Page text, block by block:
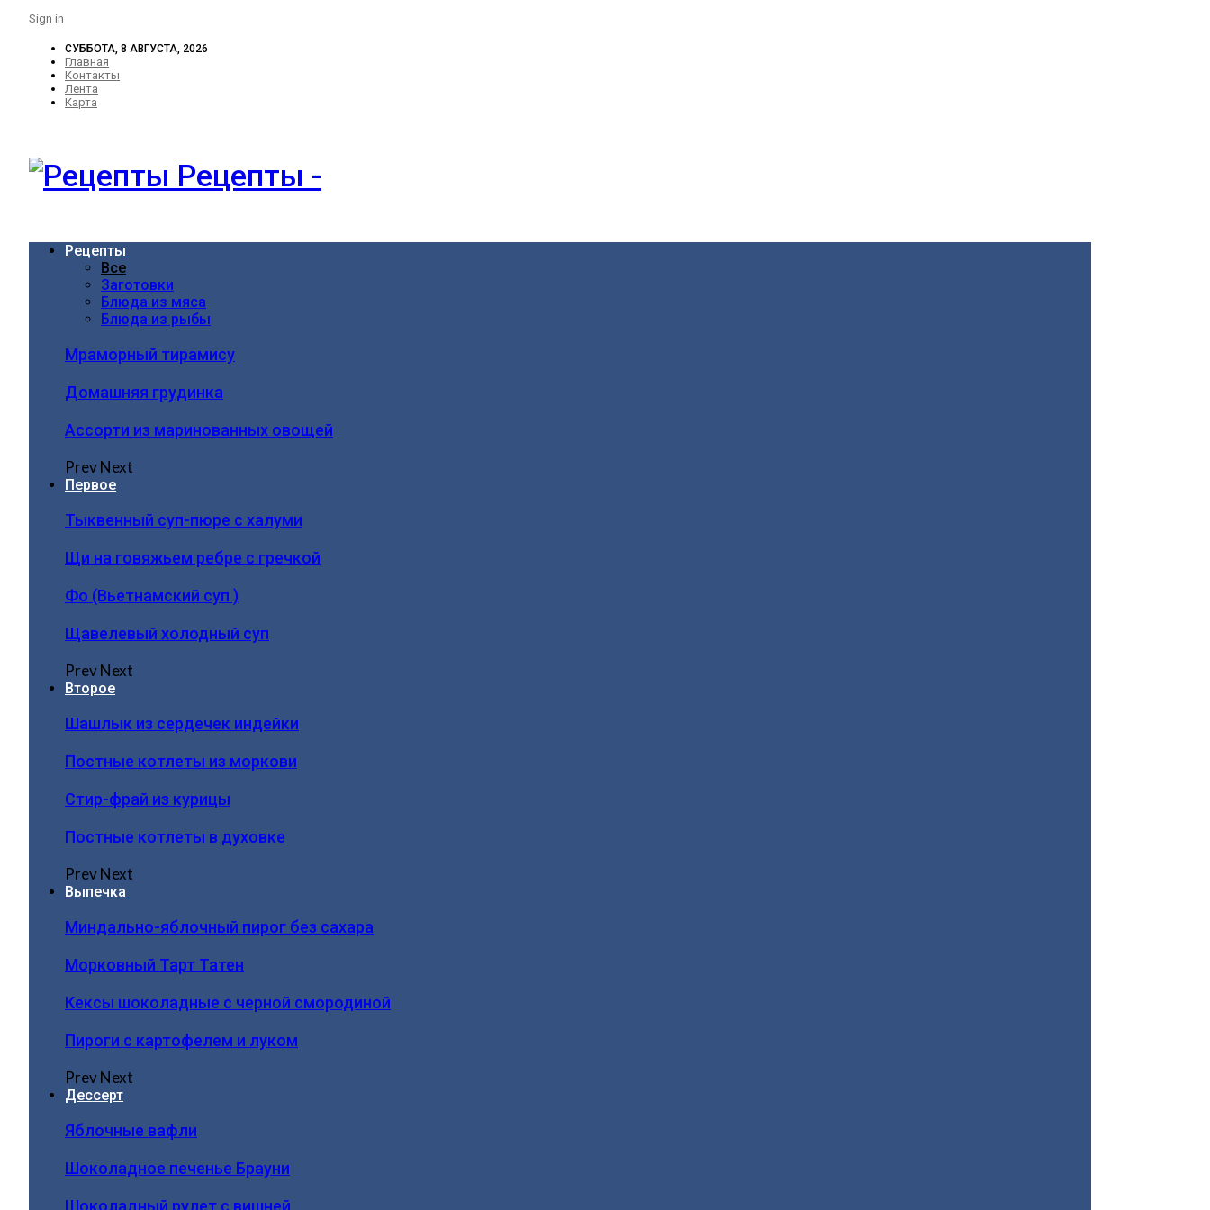
Sign in
СУББОТА, 8 АВГУСТА, 2026
Главная
Контакты
Лента
Карта
Рецепты -
Рецепты
Все
Заготовки
Блюда из мяса
Блюда из рыбы
Мраморный тирамису
Домашняя грудинка
Ассорти из маринованных овощей
PrevNext
Первое
Тыквенный суп-пюре с халуми
Щи на говяжьем ребре с гречкой
Фо (Вьетнамский суп )
Щавелевый холодный суп
PrevNext
Второе
Шашлык из сердечек индейки
Постные котлеты из моркови
Стир-фрай из курицы
Постные котлеты в духовке
PrevNext
Выпечка
Миндально-яблочный пирог без сахара
Морковный Тарт Татен
Кексы шоколадные с черной смородиной
Пироги c картофелем и луком
PrevNext
Дессерт
Яблочные вафли
Шоколадное печенье Брауни
Шоколадный рулет с вишней